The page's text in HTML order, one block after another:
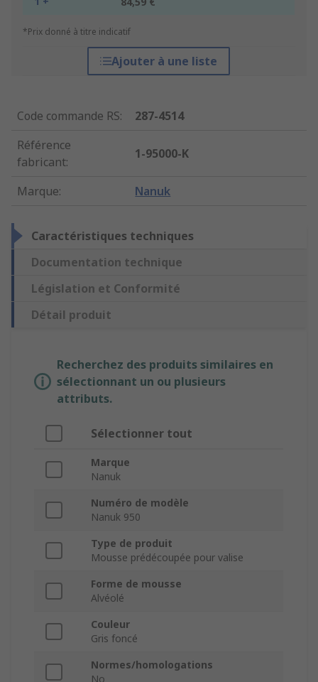
*Prix donné à titre indicatif
Ajouter à une liste
Code commande RS:
287-4514
Référence
fabricant:
1-95000-K
Marque: Nanuk
Caractéristiques techniques
Documentation technique
Législation et Conformité
Détail produit
Recherchez des produits similaires en
sélectionnant un ou plusieurs
attributs.
Sélectionner tout
Marque
Nanuk
Numéro de modèle
Nanuk 950
Type de produit
Mousse prédécoupée pour valise
Forme de mousse
Alvéolé
Couleur
Gris foncé
Normes/homologations
No